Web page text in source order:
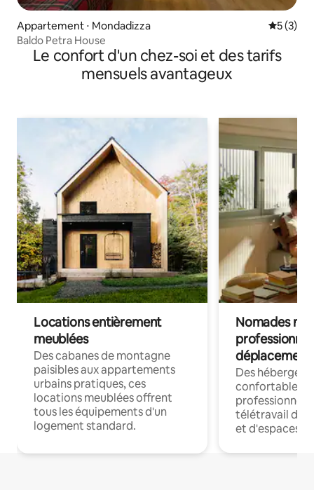
Appartement ⋅ Mondadizza
5 (3)
Baldo Petra House
Le confort d'un chez-soi et des tarifs
mensuels avantageux
Locations entièrement
meublées
Des cabanes de montagne
paisibles aux appartements
urbains pratiques, ces
locations meublées offrent
tous les équipements d'un
logement standard.
Nomades
déplacement
Des
confortables
professionnels
télétravail
et d'espaces